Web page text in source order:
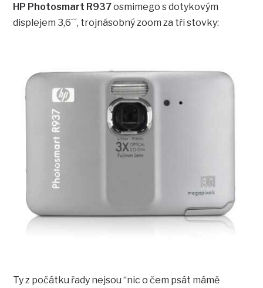
HP Photosmart R937osmimego s dotykovým
displejem 3,6´´, trojnásobný zoom za tři stovky:
Ty z počátku řady nejsou “nic o čem psát mámě